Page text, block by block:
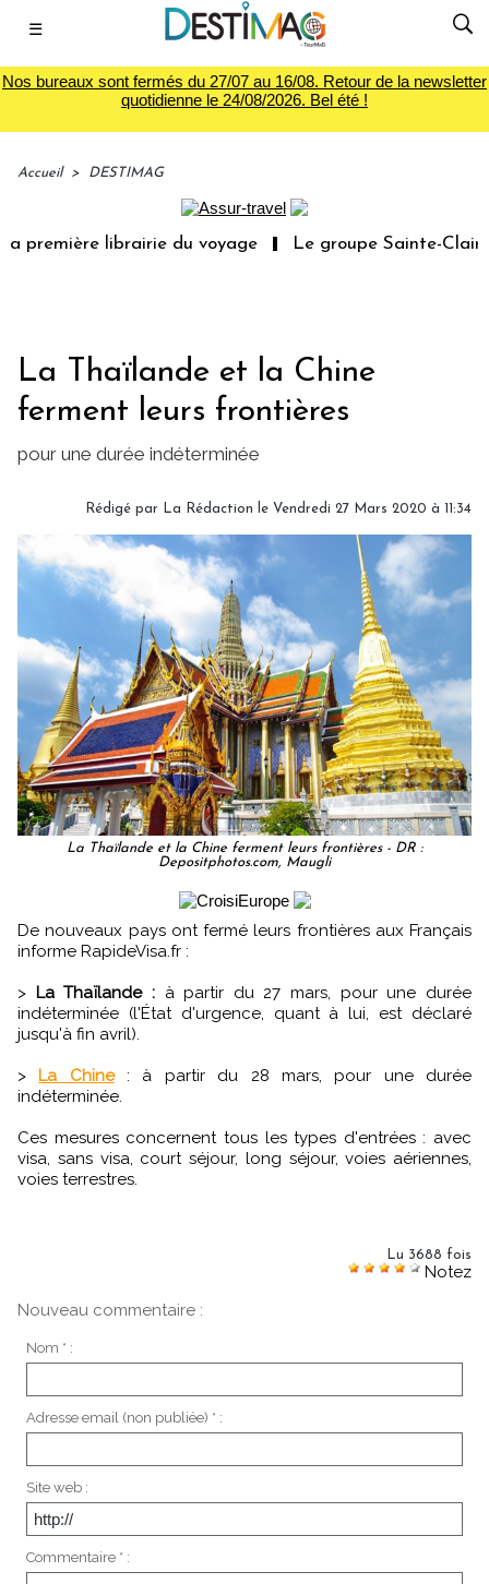
☰
Nos bureaux sont fermés du 27/07 au 16/08. Retour de la newsletter
quotidienne le 24/08/2026. Bel été !
Accueil > DESTIMAG
librairie du voyage Le groupe Sainte-Claire
La Thaïlande et la Chine
ferment leurs frontières
pour une durée indéterminée
Rédigé par La Rédaction le Vendredi 27 Mars 2020 à 11:34
La Thaïlande et la Chine ferment leurs frontières - DR :
Depositphotos.com, Maugli
De nouveaux pays ont fermé leurs frontières aux Français
informe RapideVisa.fr :
> La Thaïlande :à partir du 27 mars, pour une durée
indéterminée (l'État d'urgence, quant à lui, est déclaré
jusqu'à fin avril).
> La Chine: à partir du 28 mars, pour une durée
indéterminée.
Ces mesures concernent tous les types d'entrées : avec
visa, sans visa, court séjour, long séjour, voies aériennes,
voies terrestres.
Lu 3688 fois
Notez
Nouveau commentaire :
Nom * :
Adresse email (non publiée) * :
Site web :
Commentaire * :